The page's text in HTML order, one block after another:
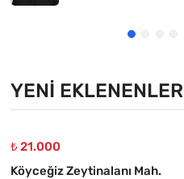
YENI EKLENENLER
₺ 21.000
Köyceğiz Zeytinalanı Mah.